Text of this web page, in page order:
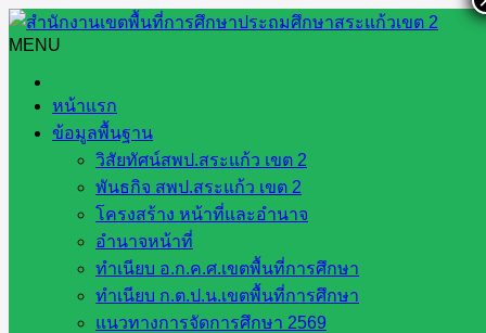
Skip
to
content
MENU
หน้าแรก
ข้อมูลพื้นฐาน
วิสัยทัศน์สพป.สระแก้ว เขต 2
พันธกิจ สพป.สระแก้ว เขต 2
โครงสร้าง หน้าที่และอำนาจ
อำนาจหน้าที่
ทำเนียบ อ.ก.ค.ศ.เขตพื้นที่การศึกษา
ทำเนียบ ก.ต.ป.น.เขตพื้นที่การศึกษา
แนวทางการจัดการศึกษา 2569
Search
วารสาร ประชาสัมพันธ์
วารสาร ประชาสัมพันธ์
ดำเนินการตรวจเยี่ยมเพื่อติดตาม และ
นิเทศการศึกษาโดยคณะกรรมการติดตาม